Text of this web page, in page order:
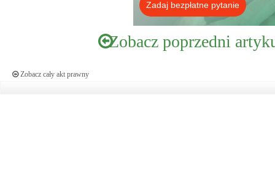
Zadaj bezpłatne pytanie
Zobacz poprzedni
Zobacz cały akt prawny